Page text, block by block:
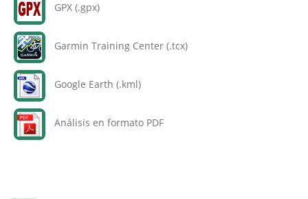
GPX (.gpx)
Garmin Training Center (.tcx)
Google Earth (.kml)
Análisis en formato PDF